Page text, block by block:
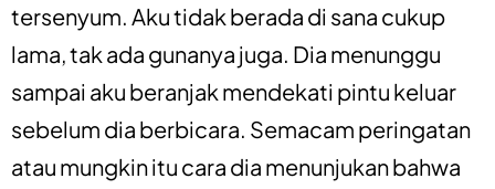
tersenyum. Aku tidak berada di sana cukup
lama, tak ada gunanya juga. Dia menunggu
sampai aku beranjak mendekati pintu keluar
sebelum dia berbicara. Semacam peringatan
atau mungkin itu cara dia menunjukan bahwa